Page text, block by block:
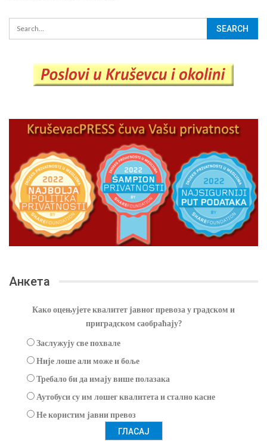
Анкета
Како оцењујете квалитет јавног превоза у градском и
приградском саобраћају?
Заслужују све похвале
Није лоше али може и боље
Требало би да имају више полазака
Аутобуси су им лошег квалитета и стално касне
Не користим јавни превоз